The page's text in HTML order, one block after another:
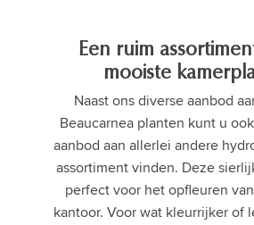
Een ruim
mooiste
Naast ons diverse aanbod
Beaucarnea planten kunt u
aanbod aan allerlei andere
assortiment vinden. Deze
perfect voor het opfleuren
kantoor. Voor wat kleurrijker of